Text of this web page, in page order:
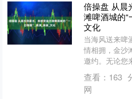
倍操盘 从晨
滩啤酒城的“
文化
当海风送来啤
情相拥，金沙
邀约。无论您
沉浸式体验
天精彩，让早
查看： 163
网